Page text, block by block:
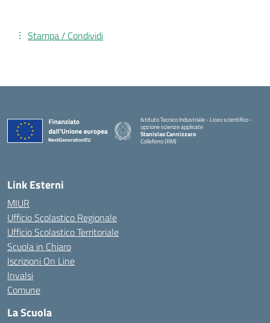
Stampa / Condividi
Istituto Tecnico Industriale - Liceo scientifico -
opzione scienze applicate
Stanislao Cannizzaro
Colleferro (RM)
Link Esterni
MIUR
Ufficio Scolastico Regionale
Ufficio Scolastico Territoriale
Scuola in Chiaro
Iscrizioni On Line
Invalsi
Comune
La Scuola